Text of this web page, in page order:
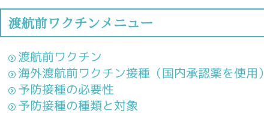
渡航前ワクチンメニュー
渡航前ワクチン
海外渡航前ワクチン接種（国内承認薬を使用）
予防接種の必要性
予防接種の種類と対象